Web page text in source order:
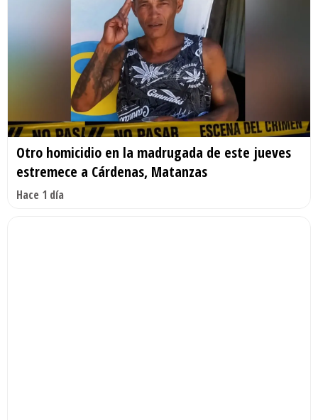
Otro homicidio en la madrugada de este jueves
estremece a Cárdenas, Matanzas
Hace 1 día